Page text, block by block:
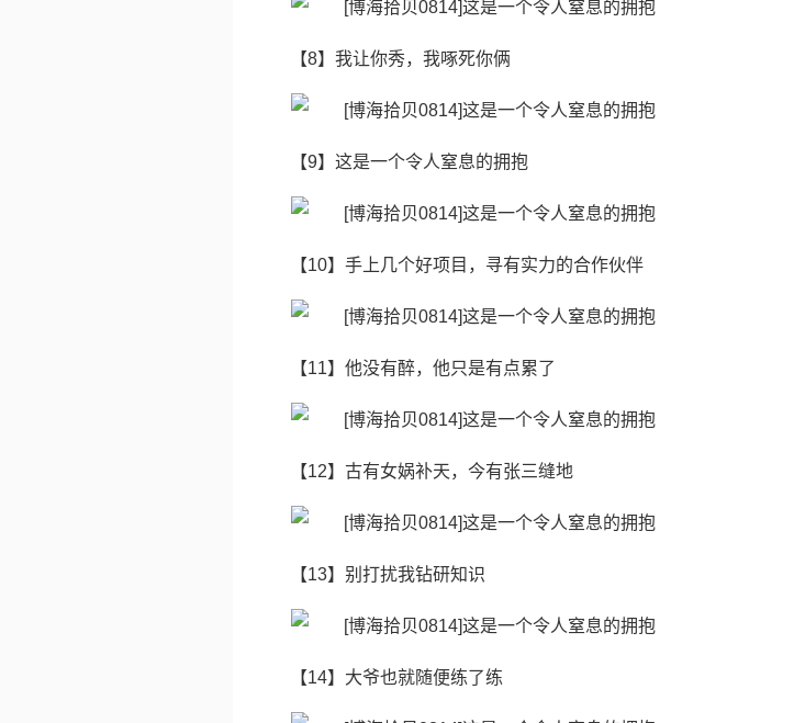
【8】我让你秀，我啄死你俩
【9】这是一个令人窒息的拥抱
【10】手上几个好项目，寻有实力的合作伙伴
【11】他没有醉，他只是有点累了
【12】古有女娲补天，今有张三缝地
【13】别打扰我钻研知识
【14】大爷也就随便练了练